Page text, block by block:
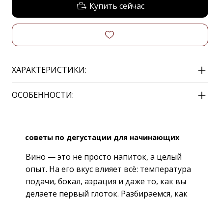
Купить сейчас
ХАРАКТЕРИСТИКИ:
ОСОБЕННОСТИ:
советы по дегустации для начинающих
Вино — это не просто напиток, а целый
опыт. На его вкус влияет всё: температура
подачи, бокал, аэрация и даже то, как вы
делаете первый глоток. Разбираемся, как